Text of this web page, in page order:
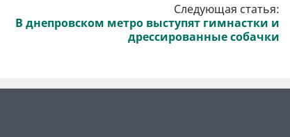
Следующая статья:
В днепровском метро выступят гимнастки и
дрессированные собачки